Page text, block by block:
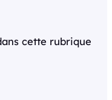
cette rubrique